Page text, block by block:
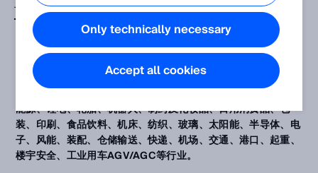
西克中国 浙江西克 江苏西克
广东西克智能科技有限公司（简称：西克中国） 成立于1994
年，是SICK在亚洲的全资子公司及重要分支机构之一。历经多
年的发展与积累，西克中国已成为颇具影响力的智能传感器解决
方案供应商。产品广泛应用于各行各业，包括汽车及零配件、新
能源、锂电、轮胎、机器人、制药及化妆品、日用消费品、包
装、印刷、食品饮料、机床、纺织、玻璃、太阳能、半导体、电
子、风能、装配、仓储输送、快递、机场、交通、港口、起重、
楼宇安全、工业用车AGV/AGC等行业。
Only technically necessary
Accept all cookies